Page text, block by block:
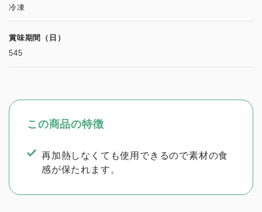
冷凍
賞味期間（日）
545
この商品の特徴
再加熱しなくても使用できるので素材の食
感が保たれます。